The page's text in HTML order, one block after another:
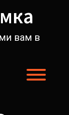
ми вам в